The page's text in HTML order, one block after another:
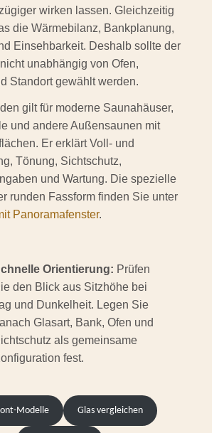
wirken lassen. Gleichzeitig
die Wärmebilanz, Bankplanung,
Einsehbarkeit. Deshalb sollte der
unabhängig von Ofen,
Standort gewählt werden.
gilt für moderne Saunahäuser,
und andere Außensaunen mit
Er erklärt Voll- und
Tönung, Sichtschutz,
und Wartung. Die spezielle
runden Fassform finden Sie unter
Panoramafenster.
Orientierung: Prüfen
den Blick aus Sitzhöhe bei
und Dunkelheit. Legen Sie
Glasart, Bank, Ofen und
als gemeinsame
fest.
Modelle Glas vergleichen